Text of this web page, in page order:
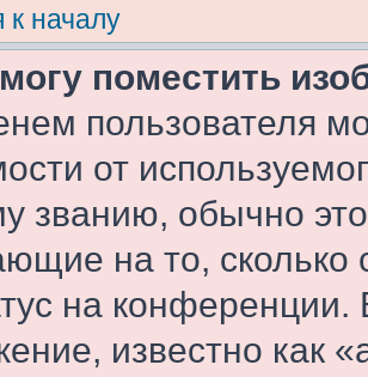
к началу
поместить
пользователя
от
званию, обычно это
на то,
на
известно как